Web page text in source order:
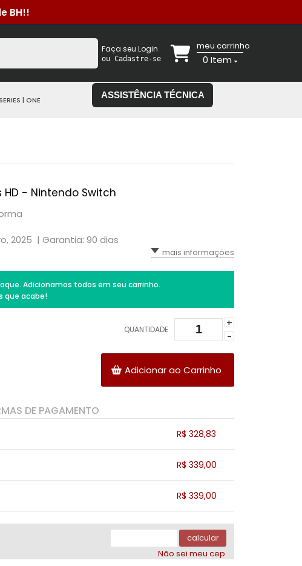
Faça seu Login
ou Cadastre-se
meu carrinho
0 Item
| ONE ASSISTÊNCIA TÉCNICA
HD - Nintendo Switch
2025 | Garantia: 90 dias
mais informações
Adicionamos todos em seu carrinho.
que acabe!
QUANTIDADE
+
-
Adicionar ao Carrinho
DE PAGAMENTO
R$ 328,83
R$ 339,00
R$ 339,00
....
calcular
Não sei meu cep